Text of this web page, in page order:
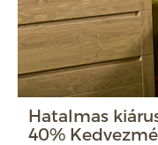
Hatalmas
40%